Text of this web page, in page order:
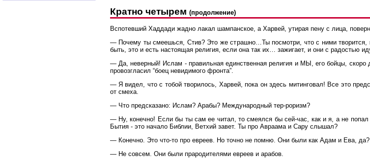
Кратно четырем (продолжение)
Вспотевший Хаддади жадно лакал шампанское, а Харвей, утирая пену с лица,
— Почему ты смеешься, Стив? Это же страшно…Ты посмотри, что с ними творится,
быть, это и есть настоящая религия, если она так их… зажигает, и они с радостью
— Да, неверный! Ислам - правильная единственная религия и МЫ, его бойцы,
провозгласил “боец невидимого фронта”.
— Я видел, что с тобой творилось, Харвей, пока он здесь митинговал! Все это
от смеха.
— Что предсказано: Ислам? Арабы? Международный тер-роризм?
— Ну, конечно! Если бы ты сам ее читал, то смеялся бы сей-час, как и я, а не попал
Бытия - это начало Библии, Ветхий завет. Ты про Авраама и Сару слышал?
— Конечно. Это что-то про евреев. Но точно не помню. Они были как Адам и Ева, да?
— Не совсем. Они были прародителями евреев и арабов.